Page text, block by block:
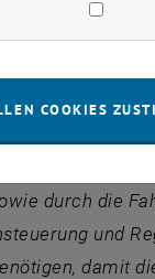
oder
Unfall
durch die
und
damit
COOKIES